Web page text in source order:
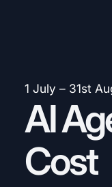
1 July – 31st
AI
Cost